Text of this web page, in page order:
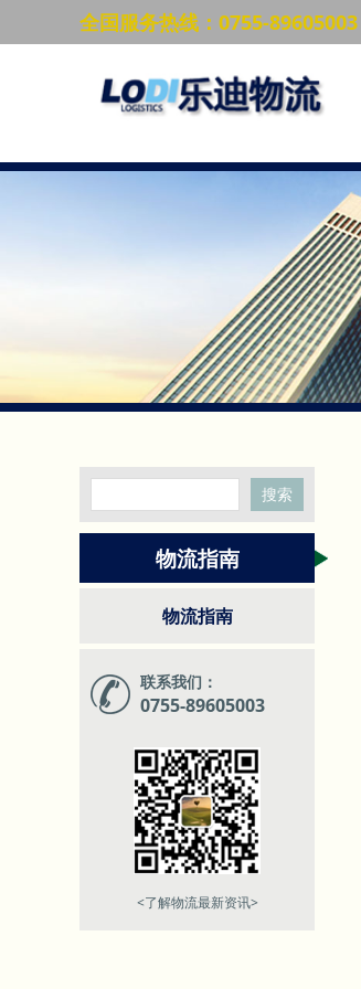
全国服务热线：0755-89605003
搜索
物流指南
物流指南
联系我们：
0755-89605003
<了解物流最新资讯>